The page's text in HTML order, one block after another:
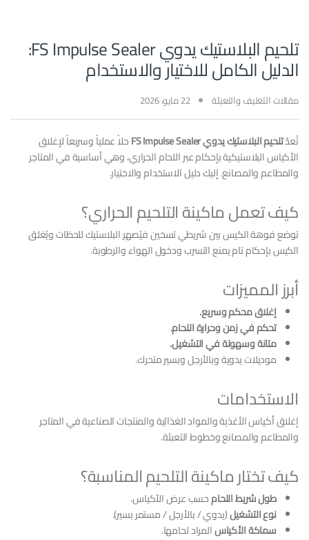
تلحيم البلاستيك يدوي FS Impulse Sealer:
الدليل الكامل للاختيار والاستخدام
مقالات التغليف والتعبئة 22 مايو، 2026
تُعدّتلحيم البلاستيك يدوي FS Impulse Sealer
حلاً عملياً وسريعاً لإغلاق
الأكياس البلاستيكية بإحكام عبر اللحام الحراري، وهي أساسية في المتاجر
والمطاعم والمصانع. إليك دليل الاستخدام والاختيار.
كيف تعمل ماكينة التلحيم الحراري؟
توضع فوهة الكيس بين شريطي تسخين فيُصهر البلاستيك للحظات ويُغلق
الكيس بإحكام تام يمنع التسرب ودخول الهواء والرطوبة.
أبرز المميزات
إغلاق محكم وسريع.
تحكم في زمن وحرارة اللحام.
متانة وسهولة في التشغيل.
موديلات يدوية وبالأرجل وبسير متحرك.
الاستخدامات
إغلاق أكياس الأغذية والمواد الغذائية والمنتجات الصناعية في المتاجر
والمطاعم والمصانع وخطوط التعبئة.
كيف تختار ماكينة التلحيم المناسبة؟
طول شريط اللحامحسب عرض الأكياس.
نوع التشغيل(يدوي / بالأرجل / مستمر بسير).
سماكة الأكياسالمراد لحامها.